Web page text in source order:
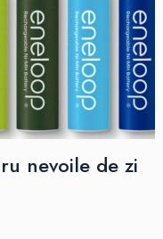
nevoile de zi